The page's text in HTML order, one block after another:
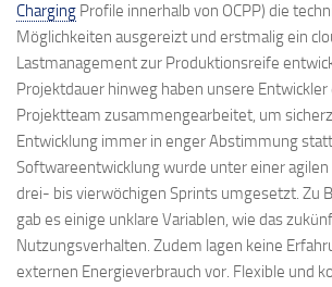
Charging Profile innerhalb von OCPP) die
Möglichkeiten ausgereizt und erstmalig ein
Lastmanagement zur Produktionsreife
Projektdauer hinweg haben unsere
Projektteam zusammengearbeitet, um
Entwicklung immer in enger Abstimmung
Softwareentwicklung wurde unter einer
drei- bis vierwöchigen Sprints umgesetzt. Zu
gab es einige unklare Variablen, wie das
Nutzungsverhalten. Zudem lagen keine
externen Energieverbrauch vor. Flexible und